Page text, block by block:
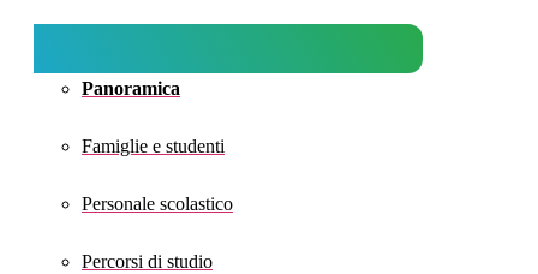
Panoramica
Famiglie e studenti
Personale scolastico
Percorsi di studio